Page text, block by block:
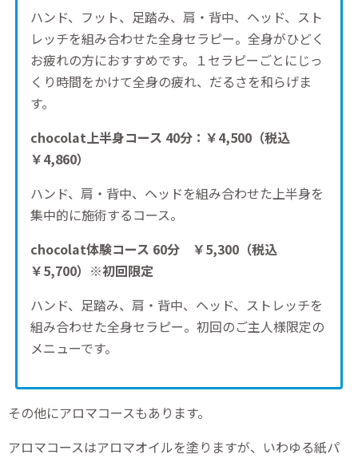
ハンド、フット、足踏み、肩・背中、ヘッド、スト
レッチを組み合わせた全身セラピー。全身がひどく
お疲れの方におすすめです。１セラピーごとにじっ
くり時間をかけて全身の疲れ、だるさを和らげま
す。
chocolat上半身コース 40分：￥4,500（税込
￥4,860）
ハンド、肩・背中、ヘッドを組み合わせた上半身を
集中的に施術するコース。
chocolat体験コース 60分 ￥5,300（税込
￥5,700）※初回限定
ハンド、足踏み、肩・背中、ヘッド、ストレッチを
組み合わせた全身セラピー。初回のご主人様限定の
メニューです。
その他にアロマコースもあります。
アロマコースはアロマオイルを塗りますが、いわゆる紙パ